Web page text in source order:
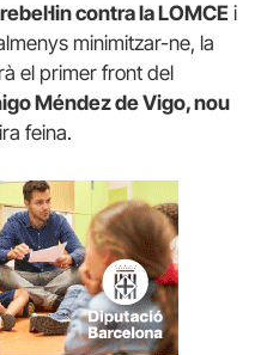
contra la LOMCE i
minimitzar-ne, la
el primer front del
Méndez de Vigo, nou
feina.